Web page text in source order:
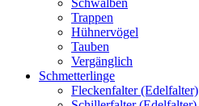
Schwalben
Trappen
Hühnervögel
Tauben
Vergänglich
Schmetterlinge
Fleckenfalter (Edelfalter)